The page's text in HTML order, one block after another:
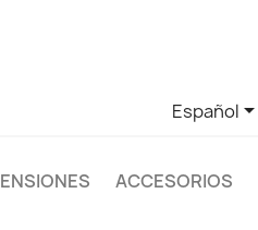
Español
ACCESORIOS